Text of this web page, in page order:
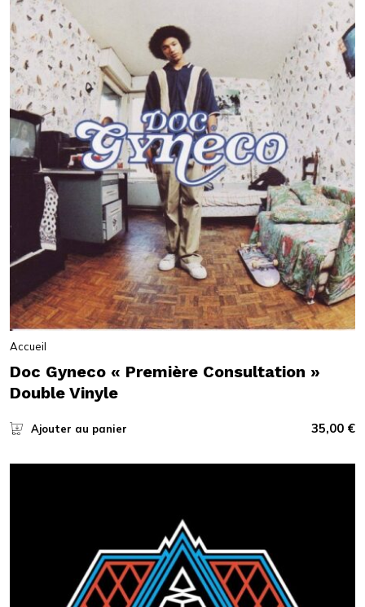
Accueil
Doc Gyneco « Première Consultation »
Double Vinyle
Ajouter au panier 35,00 €